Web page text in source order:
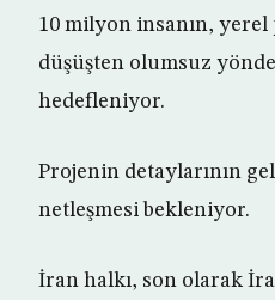
10 milyon insanın,
düşüşten olumsuz
hedefleniyor.
Projenin detaylarının
netleşmesi bekleniyor.
İran halkı, son olarak